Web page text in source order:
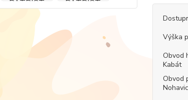
Výška
Obvod
Kabát
Obvod